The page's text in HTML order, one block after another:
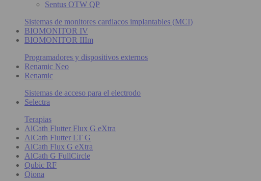
Sentus OTW QP
Sistemas de monitores cardiacos implantables (MCI)
BIOMONITOR IV
BIOMONITOR IIIm
Programadores y dispositivos externos
Renamic Neo
Renamic
Sistemas de acceso para el electrodo
Selectra
Terapias
AlCath Flutter Flux G eXtra
AlCath Flutter LT G
AlCath Flux G eXtra
AlCath G FullCircle
Qubic RF
Qiona